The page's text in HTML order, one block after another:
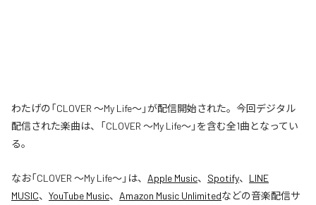
わたげの「CLOVER ～My Life～」が配信開始された。今回デジタル
配信された楽曲は、「CLOVER ～My Life～」を含む全1曲となってい
る。
なお「CLOVER ～My Life～」は、 Apple Music、 Spotify、 LINE
MUSIC、 YouTube Music、 Amazon Music Unlimitedなどの音楽配信サ